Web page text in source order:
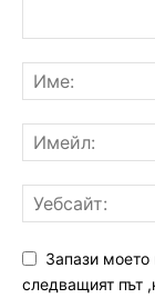
Запази моето
следващият път